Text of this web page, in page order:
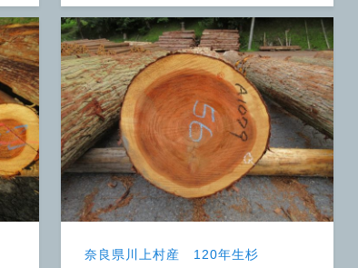
奈良県川上村産 120年生杉